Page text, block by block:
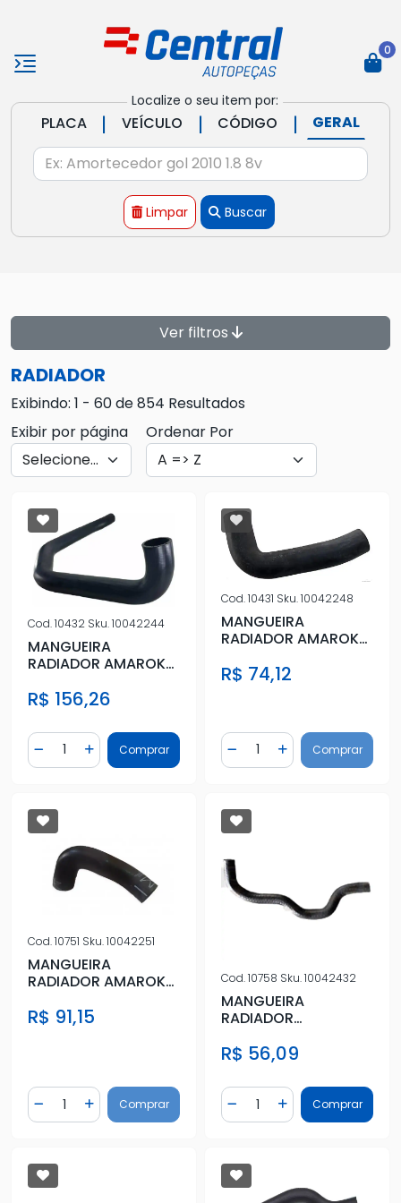
Localize o seu item por:
PLACA | VEÍCULO | CÓDIGO | GERAL
Limpar Buscar
0
Ver filtros
RADIADOR
Exibindo: 1 - 60 de 854 Resultados
Exibir por página
Ordenar Por
Cod.10432 Sku.10042244
MANGUEIRA
RADIADOR AMAROK
EM DIANTE INFE
R$ 156,26
Diminuir Quantidade
Quantidade
Adicionar Quantidade
Comprar
Cod.10431 Sku.10042248
MANGUEIRA
RADIADOR AMAROK
EM DIANTE INFE
R$ 74,12
Diminuir Quantidade
Quantidade
AdicionarComprar
Cod.10751 Sku.10042251
MANGUEIRA
RADIADOR AMAROK
DIANTE SUPERIOR
R$ 91,15
Diminuir Quantidade
Quantidade
Adicionar Quantidade
Comprar
Cod.10758 Sku.10042432
MANGUEIRA
RADIADOR
16V 2017 EM DIANTE
R$ 56,09
Diminuir Quantidade
Quantidade
AdicionarComprar